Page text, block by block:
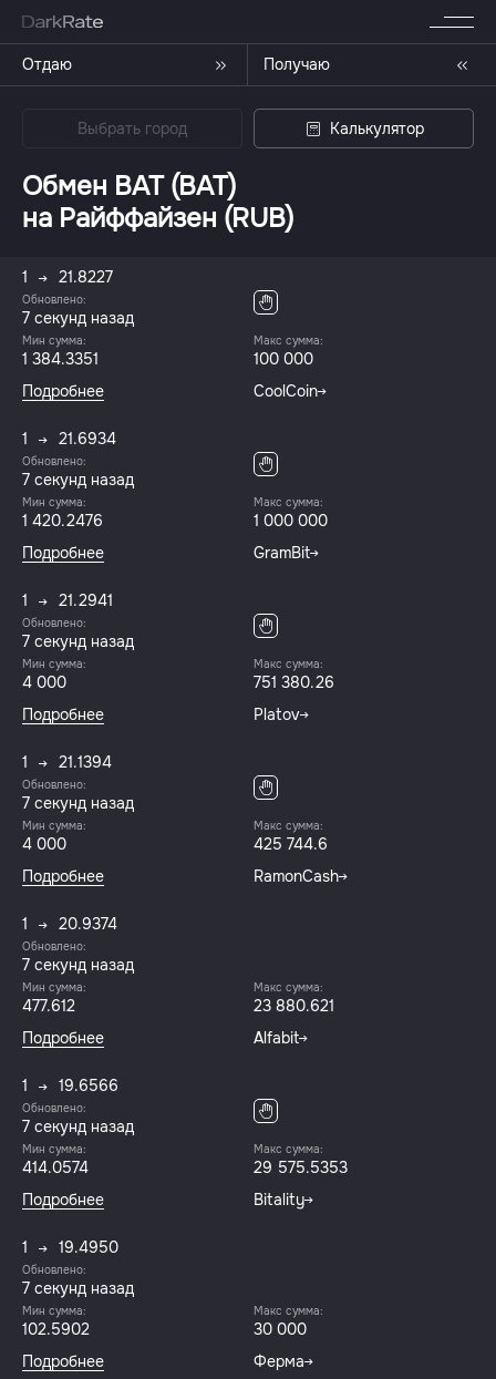
Отдаю Получаю
Выбрать город Калькулятор
Обмен BAT (BAT)
на Райффайзен (RUB)
1 21.8227
Обновлено:
8 секунд назад
Мин сумма:
1 384.3351
Макс сумма:
100 000
Подробнее
CoolCoin
1 21.6934
Обновлено:
8 секунд назад
Мин сумма:
1 420.2476
Макс сумма:
1 000 000
Подробнее
GramBit
1 21.2941
Обновлено:
8 секунд назад
Мин сумма:
4 000
Макс сумма:
751 380.26
Подробнее
Platov
1 21.1394
Обновлено:
8 секунд назад
Мин сумма:
4 000
Макс сумма:
425 744.6
Подробнее
RamonCash
1 20.9374
Обновлено:
8 секунд назад
Мин сумма:
477.612
Макс сумма:
23 880.621
Подробнее
Alfabit
1 19.6566
Обновлено:
8 секунд назад
Мин сумма:
414.0574
Макс сумма:
29 575.5353
Подробнее
Bitality
1 19.4950
Обновлено:
8 секунд назад
Мин сумма:
102.5902
Макс сумма:
30 000
Подробнее
Ферма